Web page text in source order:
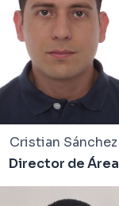
Cristian Sánchez
Director de Área